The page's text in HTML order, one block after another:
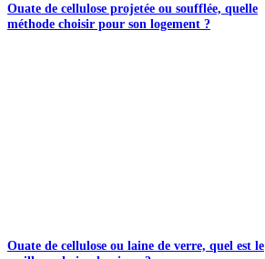
Ouate de cellulose projetée ou soufflée, quelle
méthode choisir pour son logement ?
Ouate de cellulose ou laine de verre, quel est le